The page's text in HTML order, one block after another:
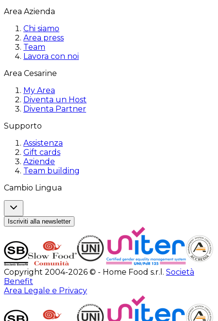
Area Azienda
Chi siamo
Area press
Team
Lavora con noi
Area Cesarine
My Area
Diventa un Host
Diventa Partner
Supporto
Assistenza
Gift cards
Aziende
Team building
Cambio Lingua
Iscriviti alla newsletter
Copyright 2004-2026 © - Home Food s.r.l. Società
Benefit
Area Legale e Privacy